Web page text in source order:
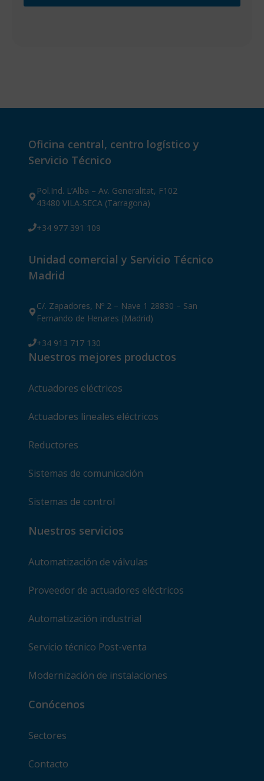
Oficina central, centro logístico y
Servicio Técnico
Pol.Ind. L’Alba – Av. Generalitat, F102
43480 VILA-SECA (Tarragona)
+34 977 391 109
Unidad comercial y Servicio Técnico
Madrid
C/. Zapadores, Nº 2 – Nave 1 28830 – San
Fernando de Henares (Madrid)
+34 913 717 130
Nuestros mejores productos
Actuadores eléctricos
Actuadores lineales eléctricos
Reductores
Sistemas de comunicación
Sistemas de control
Nuestros servicios
Automatización de válvulas
Proveedor de actuadores eléctricos
Automatización industrial
Servicio técnico Post-venta
Modernización de instalaciones
Conócenos
Sectores
Contacto